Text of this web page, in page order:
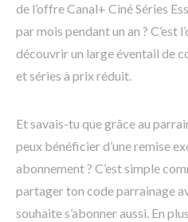
de l’offre Canal+ Ciné Séries
par mois pendant un an ? C’est
découvrir un large éventail de
et séries à prix réduit.
Et savais-tu que grâce au
peux bénéficier d’une remise
abonnement ? C’est simple
partager ton code parrainage
souhaite s’abonner aussi. En